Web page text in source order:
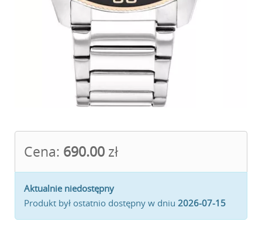
Cena: 690.00 zł
Aktualnie niedostępny
Produkt był ostatnio dostępny w dniu 2026-07-15